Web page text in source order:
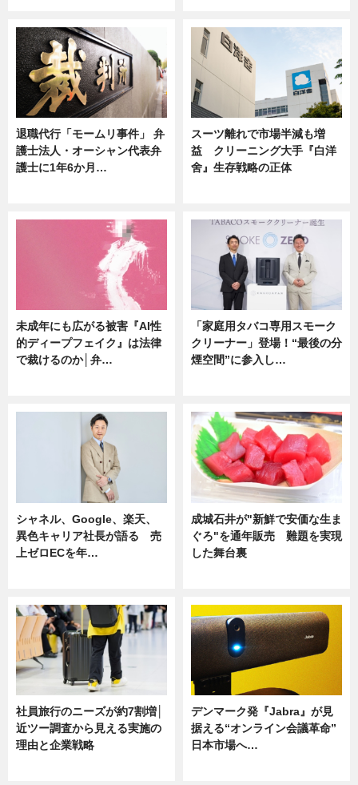
退職代行「モームリ事件」 弁
護士法人・オーシャン代表弁
護士に1年6か月…
スーツ離れで市場半減も増
益 クリーニング大手『白洋
舍』生存戦略の正体
未成年にも広がる被害『AI性
的ディープフェイク』は法律
で裁けるのか│弁…
「家庭用タバコ専用スモーク
クリーナー」登場！“最後の分
煙空間”に参入し…
シャネル、Google、楽天、
異色キャリア社長が語る 売
上ゼロECを年…
成城石井が"新鮮で安価な生ま
ぐろ"を通年販売 難題を実現
した舞台裏
社員旅行のニーズが約7割増│
近ツー調査から見える実施の
理由と企業戦略
デンマーク発『Jabra』が見
据える“オンライン会議革命”
日本市場へ…